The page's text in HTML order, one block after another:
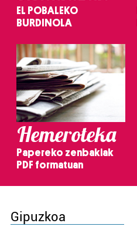
EL POBALEKO
BURDINOLA
Hemeroteka
Papereko zenbakiak
PDF formatuan
Gipuzkoa